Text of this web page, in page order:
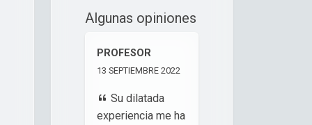
Algunas opiniones
PROFESOR
13 SEPTIEMBRE 2022
Su dilatada
experiencia me ha